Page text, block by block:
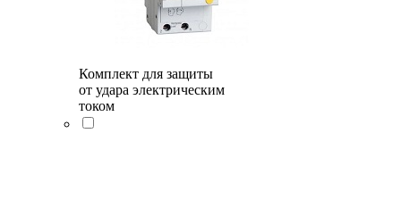
Комплект для защиты
от удара электрическим
током